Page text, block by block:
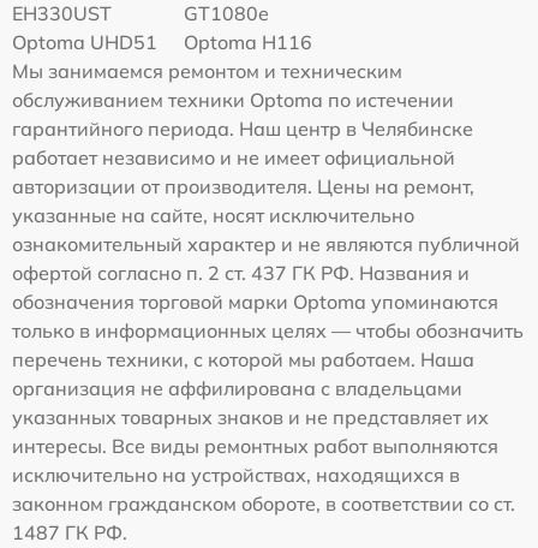
EH330UST
GT1080e
Optoma UHD51
Optoma H116
Мы занимаемся ремонтом и техническим
обслуживанием техники Optoma по истечении
гарантийного периода. Наш центр в Челябинске
работает независимо и не имеет официальной
авторизации от производителя. Цены на ремонт,
указанные на сайте, носят исключительно
ознакомительный характер и не являются публичной
офертой согласно п. 2 ст. 437 ГК РФ. Названия и
обозначения торговой марки Optoma упоминаются
только в информационных целях — чтобы обозначить
перечень техники, с которой мы работаем. Наша
организация не аффилирована с владельцами
указанных товарных знаков и не представляет их
интересы. Все виды ремонтных работ выполняются
исключительно на устройствах, находящихся в
законном гражданском обороте, в соответствии со ст.
1487 ГК РФ.